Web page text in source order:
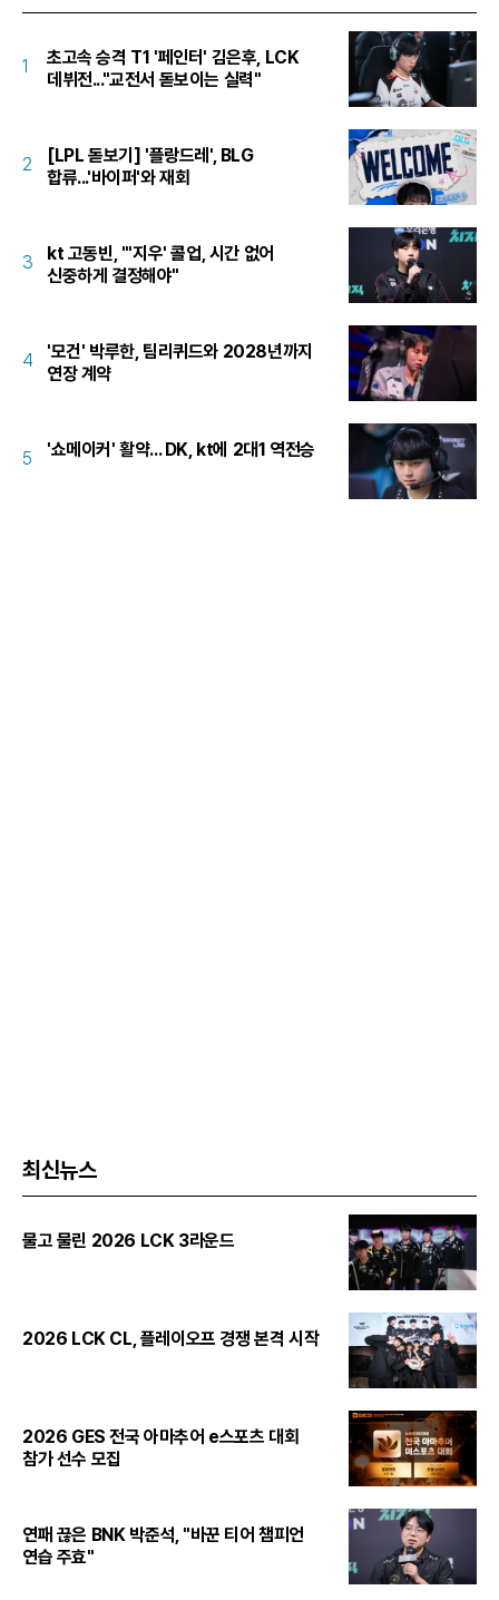
1
초고속 승격 T1 '페인터' 김은후, LCK
데뷔전..."교전서 돋보이는 실력"
2
[LPL 돋보기] '플랑드레', BLG
합류...'바이퍼'와 재회
3
kt 고동빈, "'지우' 콜업, 시간 없어
신중하게 결정해야"
4
'모건' 박루한, 팀리퀴드와 2028년까지
연장 계약
5 '쇼메이커' 활약... DK, kt에 2대1 역전승
최신뉴스
물고 물린 2026 LCK 3라운드
2026 LCK CL, 플레이오프 경쟁 본격 시작
2026 GES 전국 아마추어 e스포츠 대회
참가 선수 모집
연패 끊은 BNK 박준석, "바꾼 티어 챔피언
연습 주효"